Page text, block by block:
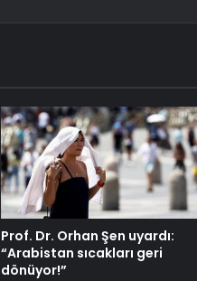
Prof. Dr. Orhan Şen uyardı:
“Arabistan sıcakları geri
dönüyor!”